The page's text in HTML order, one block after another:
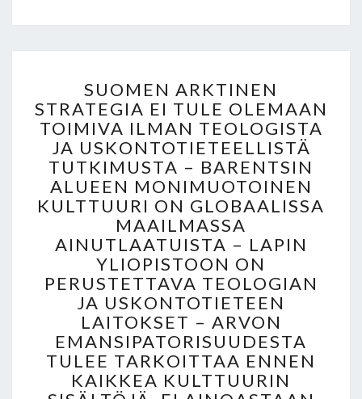
B
N
N
O
B
E
L
-
P
A
L
K
I
N
N
O
T
U
O
M
E
A
R
K
T
I
N
E
N
S
T
R
A
T
SUOMEN ARKTINEN
STRATEGIA EI TULE OLEMAAN
TOIMIVA ILMAN TEOLOGISTA
JA USKONTOTIETEELLISTÄ
TUTKIMUSTA – BARENTSIN
ALUEEN MONIMUOTOINEN
KULTTUURI ON GLOBAALISSA
MAAILMASSA
AINUTLAATUISTA – LAPIN
YLIOPISTOON ON
PERUSTETTAVA TEOLOGIAN
JA USKONTOTIETEEN
LAITOKSET – ARVON
EMANSIPATORISUUDESTA
TULEE TARKOITTAA ENNEN
KAIKKEA KULTTUURIN